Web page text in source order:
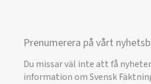
Prenumerera på vårt
Du missar väl inte att få
information om Svensk